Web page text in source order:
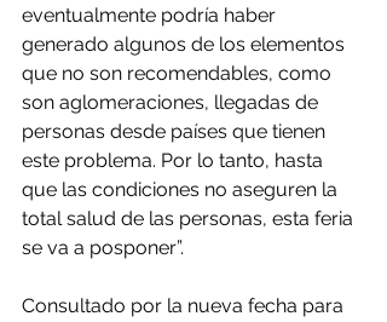
eventualmente podría haber
generado algunos de los elementos
que no son recomendables, como
son aglomeraciones, llegadas de
personas desde países que tienen
este problema. Por lo tanto, hasta
que las condiciones no aseguren la
total salud de las personas, esta feria
se va a posponer”.
Consultado por la nueva fecha para